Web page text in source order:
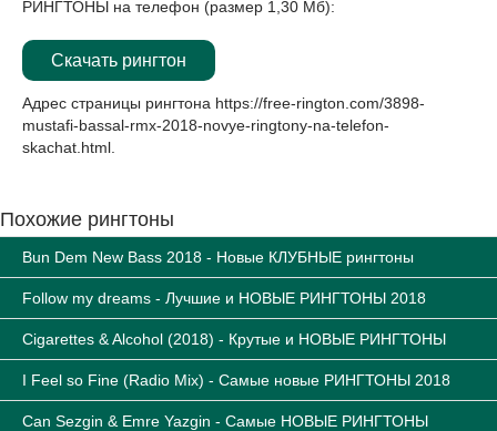
РИНГТОНЫ на телефон (размер 1,30 Мб):
Скачать рингтон
Адрес страницы рингтона https://free-rington.com/3898-
mustafi-bassal-rmx-2018-novye-ringtony-na-telefon-
skachat.html
Похожие рингтоны
Bun Dem New Bass 2018 - Новые КЛУБНЫЕ рингтоны
Follow my dreams - Лучшие и НОВЫЕ РИНГТОНЫ 2018
Cigarettes & Alcohol (2018) - Крутые и НОВЫЕ РИНГТОНЫ
I Feel so Fine (Radio Mix) - Самые новые РИНГТОНЫ 2018
Can Sezgin & Emre Yazgin - Самые НОВЫЕ РИНГТОНЫ